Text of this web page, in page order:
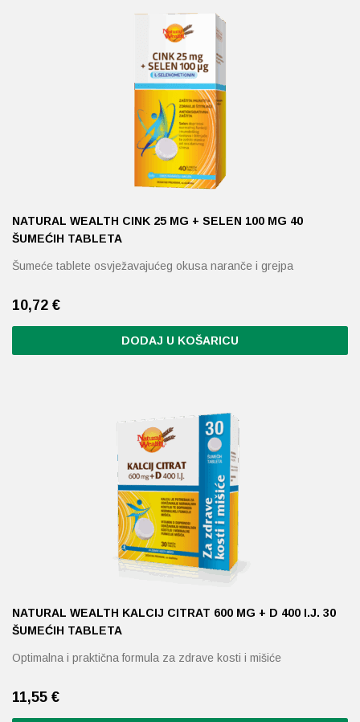
NATURAL WEALTH CINK 25 MG + SELEN 100 ΜG 40
ŠUMEĆIH TABLETA
Šumeće tablete osvježavajućeg okusa naranče i grejpa
10,72 €
DODAJ U KOŠARICU
NATURAL WEALTH KALCIJ CITRAT 600 MG + D 400 I.J. 30
ŠUMEĆIH TABLETA
Optimalna i praktična formula za zdrave kosti i mišiće
11,55 €